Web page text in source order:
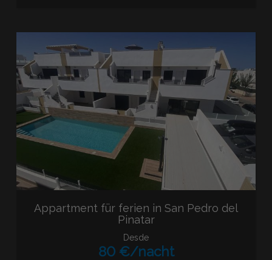
Appartment für ferien in San Pedro del
Pinatar
Desde
80 €/nacht